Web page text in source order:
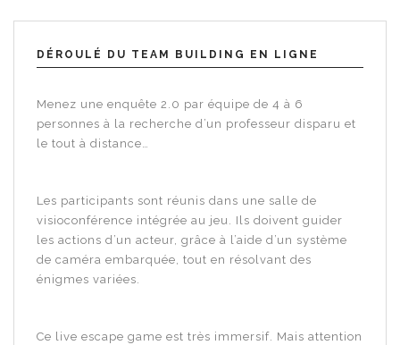
DÉROULÉ DU TEAM BUILDING EN LIGNE
Menez une enquête 2.0 par équipe de 4 à 6
personnes à la recherche d’un professeur disparu et
le tout à distance…
Les participants sont réunis dans une salle de
visioconférence intégrée au jeu. Ils doivent guider
les actions d’un acteur, grâce à l’aide d’un système
de caméra embarquée, tout en résolvant des
énigmes variées.
Ce live escape game est très immersif. Mais attention